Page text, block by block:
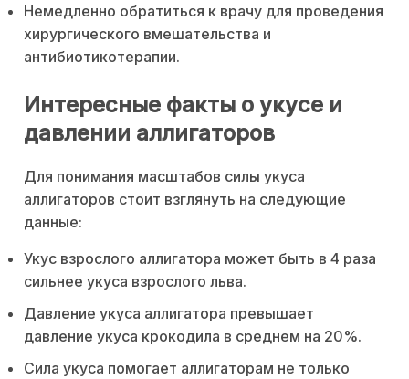
Немедленно обратиться к врачу для проведения
хирургического вмешательства и
антибиотикотерапии.
Интересные факты о укусе и
давлении аллигаторов
Для понимания масштабов силы укуса
аллигаторов стоит взглянуть на следующие
данные:
Укус взрослого аллигатора может быть в 4 раза
сильнее укуса взрослого льва.
Давление укуса аллигатора превышает
давление укуса крокодила в среднем на 20%.
Сила укуса помогает аллигаторам не только